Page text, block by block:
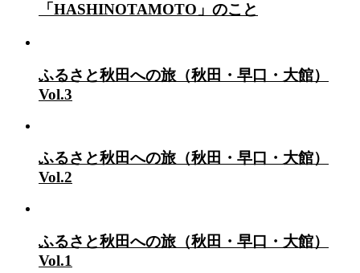
「HASHINOTAMOTO」のこと
ふるさと秋田への旅（秋田・早口・大館）
Vol.3
ふるさと秋田への旅（秋田・早口・大館）
Vol.2
ふるさと秋田への旅（秋田・早口・大館）
Vol.1